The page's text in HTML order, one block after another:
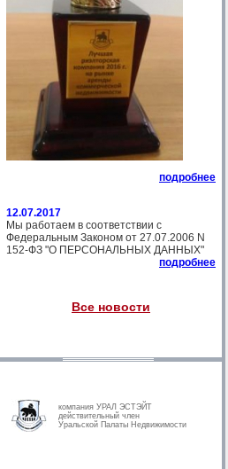
подробнее
12.07.2017
Мы работаем в соответствии с
Федеральным Законом от 27.07.2006 N
152-ФЗ "О ПЕРСОНАЛЬНЫХ ДАННЫХ"
подробнее
Все новости
компания УРАЛ ЭСТЭЙТ
действительный член
Уральской Палаты Недвижимости